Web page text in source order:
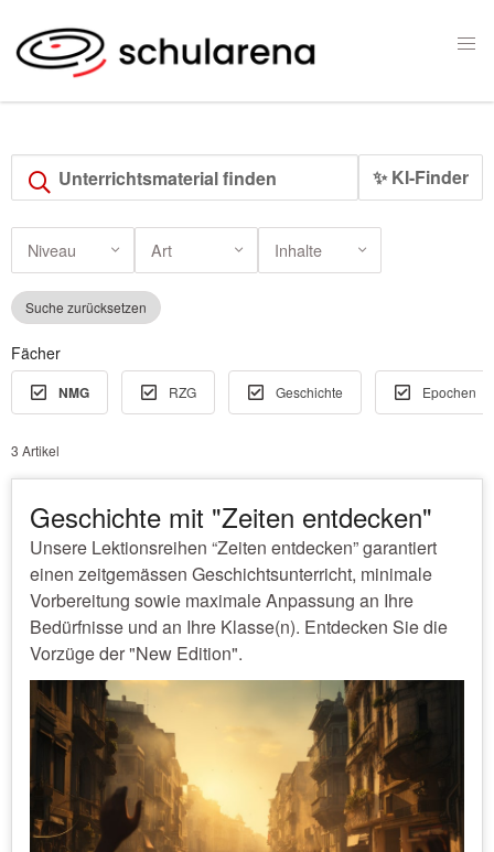
✨ KI-Finder
Niveau Art Inhalte
Suche zurücksetzen
Fächer
NMG RZG Geschichte Epochen
3 Artikel
Geschichte mit "Zeiten entdecken"
Unsere Lektionsreihen “Zeiten entdecken” garantiert
einen zeitgemässen Geschichtsunterricht, minimale
Vorbereitung sowie maximale Anpassung an Ihre
Bedürfnisse und an Ihre Klasse(n). Entdecken Sie die
Vorzüge der "New Edition".